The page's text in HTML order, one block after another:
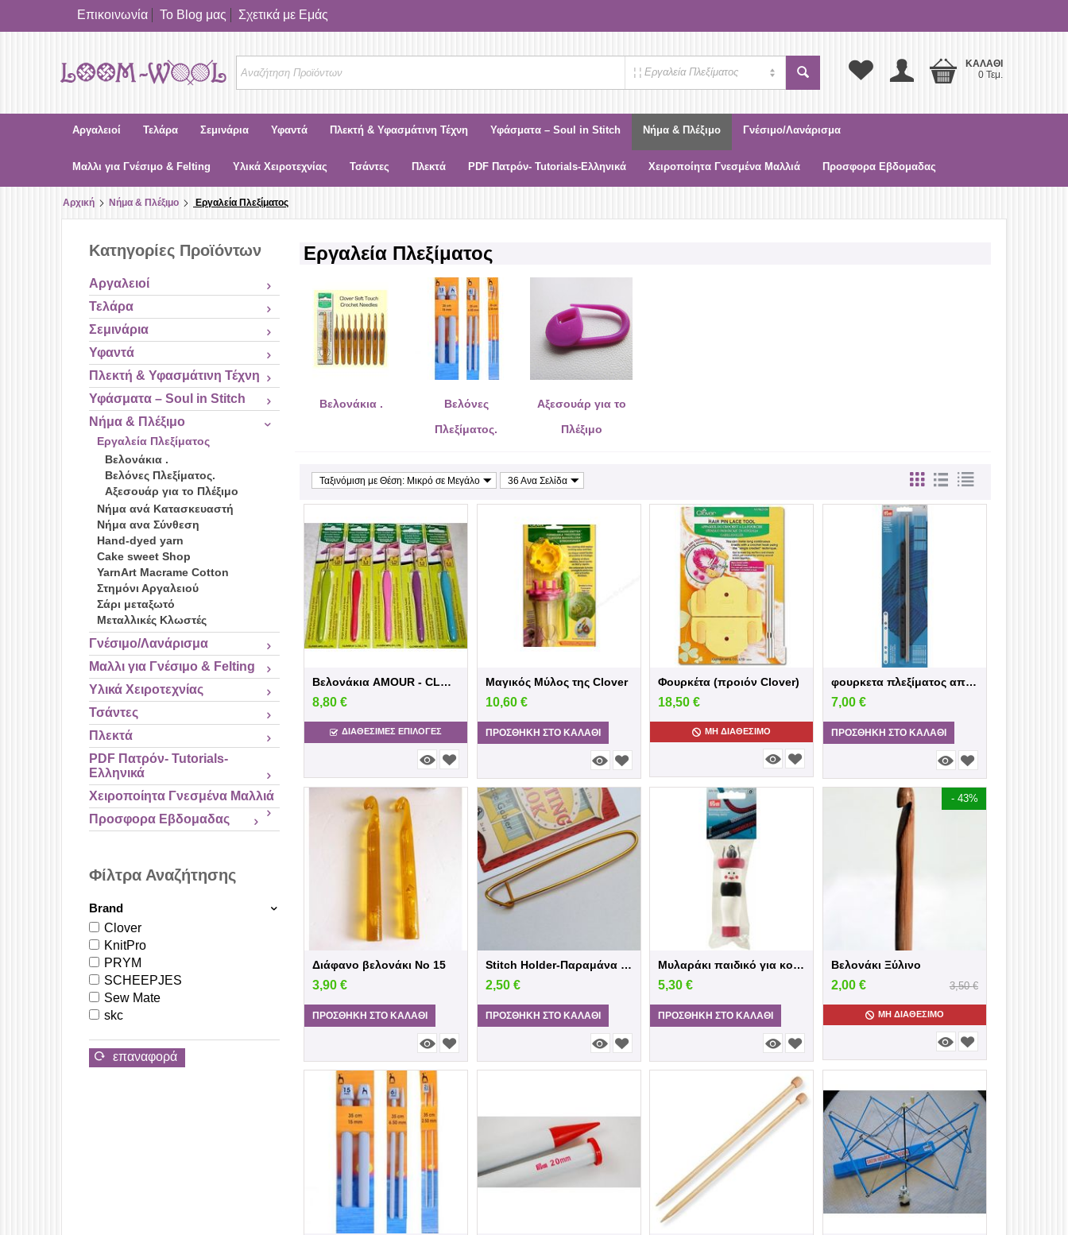
Επικοινωνία Το Blog μας Σχετικά με Εμάς
¦ ¦ Εργαλεία Πλεξίματος
ΚΑΛΆΘΙ
0 Τεμ.
Αργαλειοί Τελάρα Σεμινάρια Υφαντά Πλεκτή & Υφασμάτινη Τέχνη Υφάσματα – Soul in Stitch Νήμα & Πλέξιμο Γνέσιμο/Λανάρισμα
Μαλλι για Γνέσιμο & Felting Υλικά Χειροτεχνίας Τσάντες Πλεκτά PDF Πατρόν- Tutorials-Ελληνικά Χειροποίητα Γνεσμένα Μαλλιά Προσφορα Εβδομαδας
Αρχική Νήμα & Πλέξιμο Εργαλεία Πλεξίματος
Κατηγορίες Προϊόντων
Αργαλειοί
Τελάρα
Σεμινάρια
Υφαντά
Πλεκτή & Υφασμάτινη Τέχνη
Υφάσματα – Soul in Stitch
Νήμα & Πλέξιμο
Εργαλεία Πλεξίματος
Βελονάκια .
Βελόνες Πλεξίματος.
Αξεσουάρ για το Πλέξιμο
Νήμα ανά Κατασκευαστή
Νήμα ανα Σύνθεση
Hand-dyed yarn
Cake sweet Shop
YarnArt Macrame Cotton
Στημόνι Αργαλειού
Σάρι μεταξωτό
Μεταλλικές Κλωστές
Γνέσιμο/Λανάρισμα
Μαλλι για Γνέσιμο & Felting
Υλικά Χειροτεχνίας
Τσάντες
Πλεκτά
PDF Πατρόν- Tutorials-
Ελληνικά
Χειροποίητα Γνεσμένα Μαλλιά
Προσφορα Εβδομαδας
Φίλτρα Αναζήτησης
Brand
Clover
KnitPro
PRYM
SCHEEPJES
Sew Mate
skc
επαναφορά
Εργαλεία Πλεξίματος
Βελονάκια .
Βελόνες
Πλεξίματος.
Αξεσουάρ για το
Πλέξιμο
Ταξινόμιση με Θέση: Μικρό σε Μεγάλο 36 Ανα Σελίδα
Βελονάκια AMOUR - CLOVER
8,80 €
ΔΙΑΘΕΣΙΜΕΣ ΕΠΙΛΟΓΈΣ
Μαγικός Μύλος της Clover
10,60 €
ΠΡΟΣΘΉΚΗ ΣΤΟ ΚΑΛΆΘΙ
Φουρκέτα (προιόν Clover)
18,50 €
ΜΗ ΔΙΑΘΈΣΙΜΟ
φουρκετα πλεξίματος απο την prym
7,00 €
ΠΡΟΣΘΉΚΗ ΣΤΟ ΚΑΛΆΘΙ
Διάφανο βελονάκι Νο 15
3,90 €
ΠΡΟΣΘΉΚΗ ΣΤΟ ΚΑΛΆΘΙ
Stitch Holder-Παραμάνα πόντων
2,50 €
ΠΡΟΣΘΉΚΗ ΣΤΟ ΚΑΛΆΘΙ
Μυλαράκι παιδικό για κορδόνι Prym
5,30 €
ΠΡΟΣΘΉΚΗ ΣΤΟ ΚΑΛΆΘΙ
- 43%
Βελονάκι Ξύλινο
2,00 € 3,50 €
ΜΗ ΔΙΑΘΈΣΙΜΟ